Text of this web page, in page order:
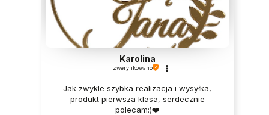
Karolina
zweryfikowano
Jak zwykle szybka realizacja i wysyłka,
produkt pierwsza klasa, serdecznie
polecam:)❤️